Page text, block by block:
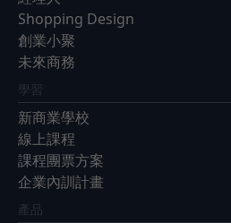
Shopping Design
創業小聚
未來商務
學習
新商業學校
線上課程
課程團票方案
企業內訓計畫
產品